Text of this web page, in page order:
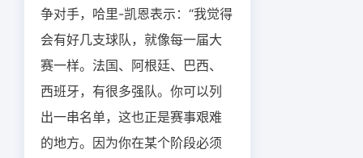
争对手，哈里-凯恩表示：“我觉得
会有好几支球队，就像每一届大
赛一样。法国、阿根廷、巴西、
西班牙，有很多强队。你可以列
出一串名单，这也正是赛事艰难
的地方。因为你在某个阶段必须